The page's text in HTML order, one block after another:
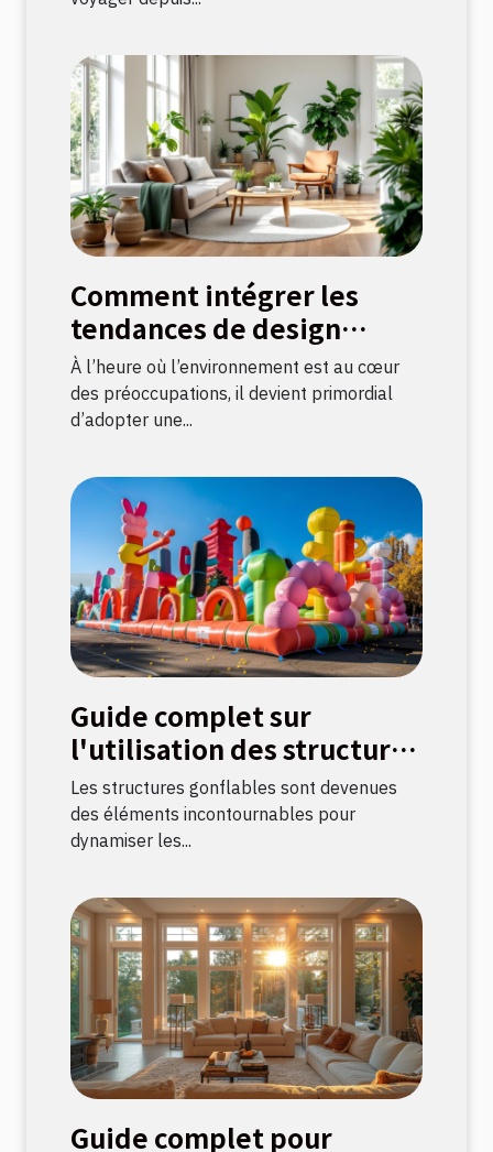
Comment intégrer les
tendances de design
durable dans votre
décoration intérieure
À l’heure où l’environnement est au cœur
des préoccupations, il devient primordial
d’adopter une...
Guide complet sur
l'utilisation des structures
gonflables pour
événements
Les structures gonflables sont devenues
des éléments incontournables pour
dynamiser les...
Guide complet pour